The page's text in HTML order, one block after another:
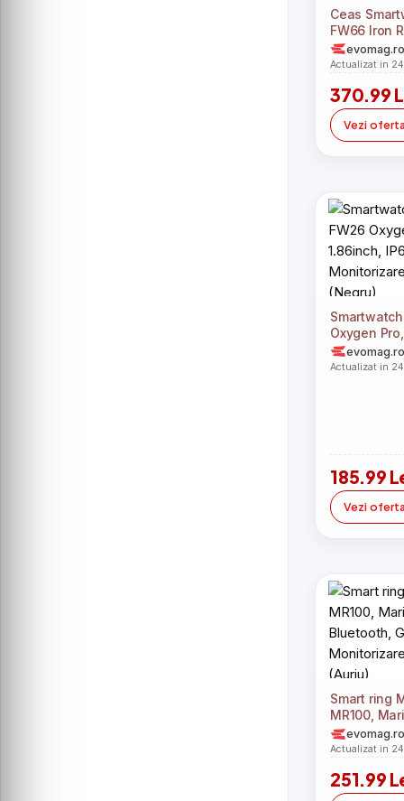
Ceas
FW66 Iron
AMOLED,
300 mAh,
apa si praf,
peste 70 de
bratari
evomag.ro
Actualizat in
370.99
Vezi
Oxygen
IP67,
Sanatate
evomag.ro
Actualizat in
185.99
Vezi
Smart ring
MR100,
Bluetooth,
evomag.ro
Actualizat in
251.99